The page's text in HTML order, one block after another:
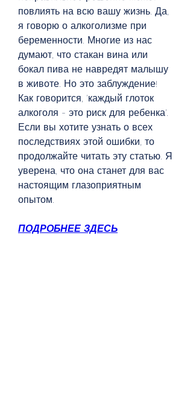
повлиять на всю вашу жизнь. Да,
я говорю о алкоголизме при
беременности. Многие из нас
думают, что стакан вина или
бокал пива не навредят малышу
в животе. Но это заблуждение!
Как говорится, 'каждый глоток
алкоголя - это риск для ребенка'.
Если вы хотите узнать о всех
последствиях этой ошибки, то
продолжайте читать эту статью. Я
уверена, что она станет для вас
настоящим глазоприятным
опытом.
ПОДРОБНЕЕ ЗДЕСЬ